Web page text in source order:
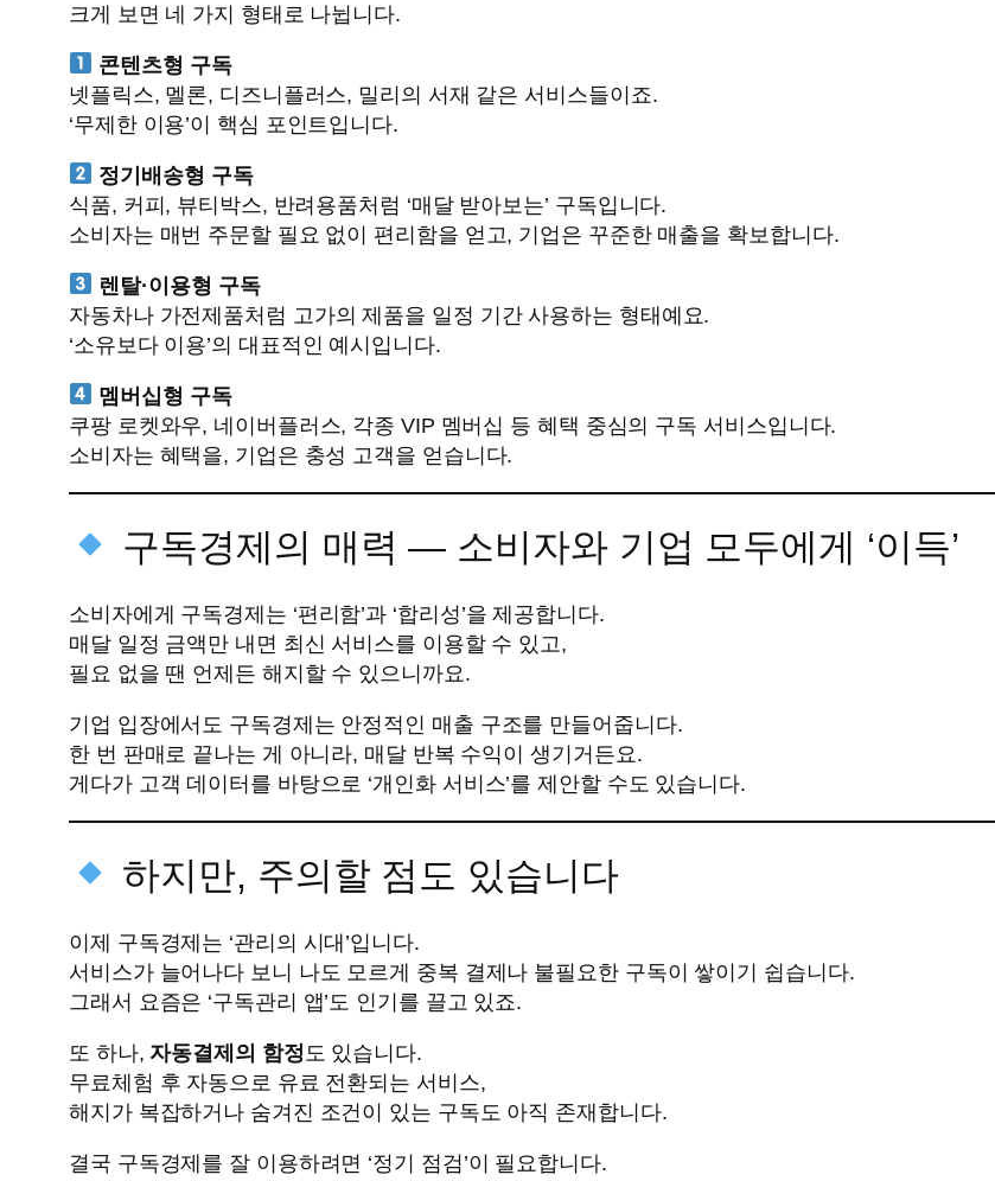
크게 보면 네 가지 형태로 나뉩니다.
콘텐츠형 구독
넷플릭스, 멜론, 디즈니플러스, 밀리의 서재 같은 서비스들이죠.
‘무제한 이용’이 핵심 포인트입니다.
정기배송형 구독
식품, 커피, 뷰티박스, 반려용품처럼 ‘매달 받아보는’ 구독입니다.
소비자는 매번 주문할 필요 없이 편리함을 얻고, 기업은 꾸준한 매출을 확보합니다.
렌탈·이용형 구독
자동차나 가전제품처럼 고가의 제품을 일정 기간 사용하는 형태예요.
‘소유보다 이용’의 대표적인 예시입니다.
멤버십형 구독
쿠팡 로켓와우, 네이버플러스, 각종 VIP 멤버십 등 혜택 중심의 구독 서비스입니다.
소비자는 혜택을, 기업은 충성 고객을 얻습니다.
구독경제의 매력 — 소비자와 기업 모두에게 ‘이득’
소비자에게 구독경제는 ‘편리함’과 ‘합리성’을 제공합니다.
매달 일정 금액만 내면 최신 서비스를 이용할 수 있고,
필요 없을 땐 언제든 해지할 수 있으니까요.
기업 입장에서도 구독경제는 안정적인 매출 구조를 만들어줍니다.
한 번 판매로 끝나는 게 아니라, 매달 반복 수익이 생기거든요.
게다가 고객 데이터를 바탕으로 ‘개인화 서비스’를 제안할 수도 있습니다.
하지만, 주의할 점도 있습니다
이제 구독경제는 ‘관리의 시대’입니다.
서비스가 늘어나다 보니 나도 모르게 중복 결제나 불필요한 구독이 쌓이기 쉽습니다.
그래서 요즘은 ‘구독관리 앱’도 인기를 끌고 있죠.
또 하나, 자동결제의 함정 도 있습니다.
무료체험 후 자동으로 유료 전환되는 서비스,
해지가 복잡하거나 숨겨진 조건이 있는 구독도 아직 존재합니다.
결국 구독경제를 잘 이용하려면 ‘정기 점검’이 필요합니다.